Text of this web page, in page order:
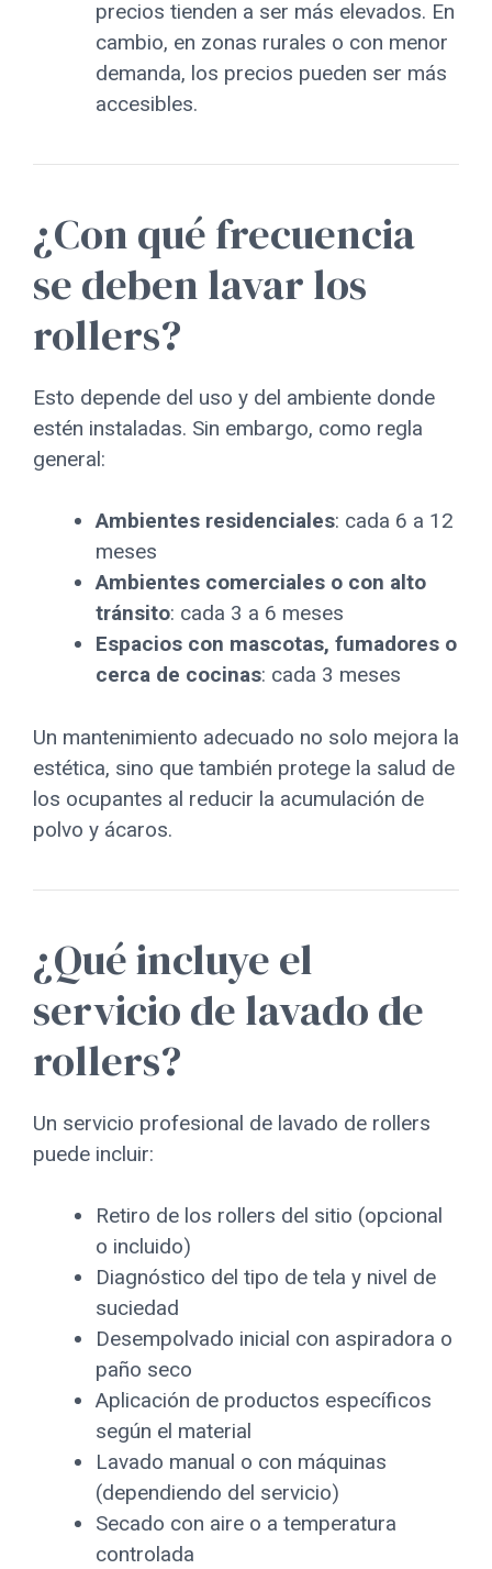
precios tienden a ser más elevados. En
cambio, en zonas rurales o con menor
demanda, los precios pueden ser más
accesibles.
¿Con qué frecuencia
se deben lavar los
rollers?
Esto depende del uso y del ambiente donde
estén instaladas. Sin embargo, como regla
general:
Ambientes residenciales: cada 6 a 12
meses
Ambientes comerciales o con alto
tránsito: cada 3 a 6 meses
Espacios con mascotas, fumadores o
cerca de cocinas: cada 3 meses
Un mantenimiento adecuado no solo mejora la
estética, sino que también protege la salud de
los ocupantes al reducir la acumulación de
polvo y ácaros.
¿Qué incluye el
servicio de lavado de
rollers?
Un servicio profesional de lavado de rollers
puede incluir:
Retiro de los rollers del sitio (opcional
o incluido)
Diagnóstico del tipo de tela y nivel de
suciedad
Desempolvado inicial con aspiradora o
paño seco
Aplicación de productos específicos
según el material
Lavado manual o con máquinas
(dependiendo del servicio)
Secado con aire o a temperatura
controlada